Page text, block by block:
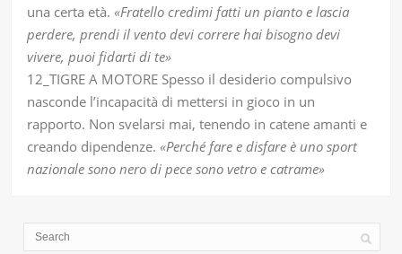
una certa età.«Fratello credimi fatti un pianto e lascia
perdere, prendi il vento devi correre hai bisogno devi
vivere, puoi fidarti di te»
12_TIGRE A MOTORE Spesso il desiderio compulsivo
nasconde l’incapacità di mettersi in gioco in un
rapporto. Non svelarsi mai, tenendo in catene amanti e
creando dipendenze.«Perché fare e disfare è uno sport
nazionale sono nero di pece sono vetro e catrame»